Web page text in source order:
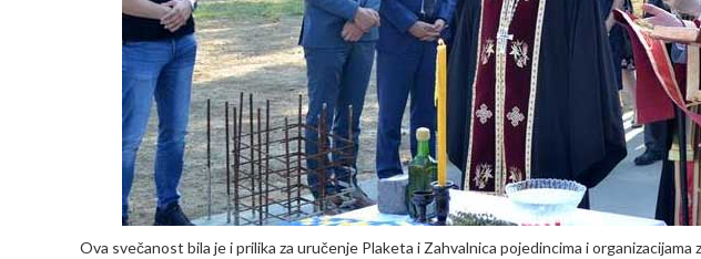
Ova svečanost bila je i prilika za uručenje Plaketa i Zahvalnica pojedincima i organizacijama